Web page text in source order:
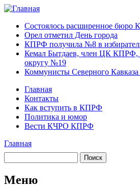
Перейти к основному содержанию
Черкесское
республиканское
отделение
Коммунистической
партии Российской
Федерации
аргументы,
факты
Состоялось расширенное бюро
Орел отметил День города
КПРФ получила №8 в
Кемал Бытдаев, член ЦК КПРФ,
округу №19
Коммунисты Северного Кавказа
Главное меню
Главная
Контакты
Как вступить в КПРФ
Политика и юмор
Вести КЧРО КПРФ
Вы здесь
Главная
Меню